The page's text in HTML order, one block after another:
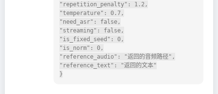
"repetition_penalty": 1.2,
"temperature": 0.7,
"need_asr": false,
"streaming": false,
"is_fixed_seed": 0,
"is_norm": 0,
"reference_audio": "返回的音频路径",
"reference_text": "返回的文本"